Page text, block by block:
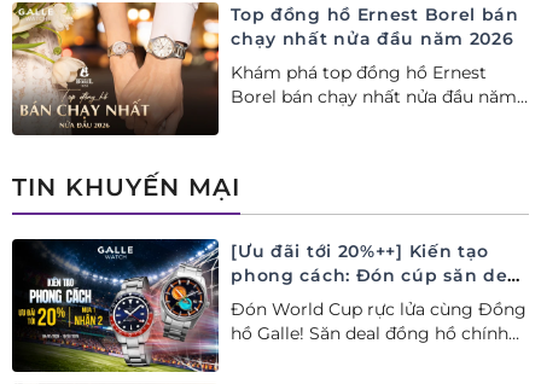
Top đồng hồ Ernest Borel bán
chạy nhất nửa đầu năm 2026
Khám phá top đồng hồ Ernest
Borel bán chạy nhất nửa đầu năm
TIN KHUYẾN MẠI
[Ưu đãi tới 20%++] Kiến tạo
phong cách: Đón cúp săn deal
– Siêu ưu đãi đồng hành cùng
World Cup
Đón World Cup rực lửa cùng Đồng
hồ Galle! Săn deal đồng hồ chính